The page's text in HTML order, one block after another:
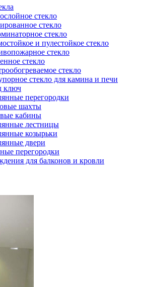
стекло
стекло
стекло
и пулестойкое стекло
стекло
стекло
стекло
стекло для камина и печи
ключ
перегородки
шахты
кабины
лестницы
козырьки
двери
перегородки
для балконов и кровли